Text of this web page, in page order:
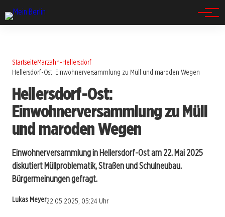
StartseiteMarzahn-Hellersdorf
Hellersdorf-Ost: Einwohnerversammlung zu Müll und maroden Wegen
Hellersdorf-Ost:
Einwohnerversammlung zu Müll
und maroden Wegen
Einwohnerversammlung in Hellersdorf-Ost am 22. Mai 2025
diskutiert Müllproblematik, Straßen und Schulneubau.
Bürgermeinungen gefragt.
Lukas Meyer22.05.2025, 05:24 Uhr